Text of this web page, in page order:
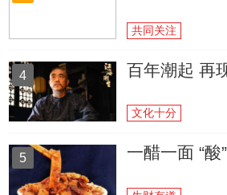
共同关注
4 百年潮起 再
文化十分
5 一醋一面 “酸